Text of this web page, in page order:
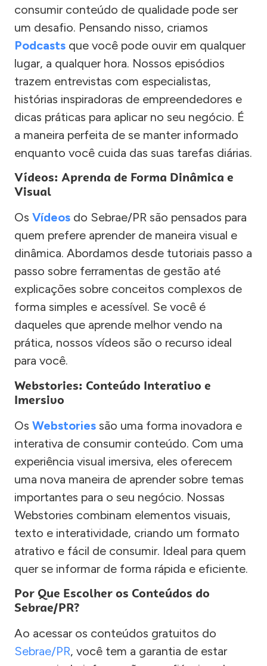
consumir conteúdo de qualidade pode ser
um desafio. Pensando nisso, criamos
Podcasts que você pode ouvir em qualquer
lugar, a qualquer hora. Nossos episódios
trazem entrevistas com especialistas,
histórias inspiradoras de empreendedores e
dicas práticas para aplicar no seu negócio. É
a maneira perfeita de se manter informado
enquanto você cuida das suas tarefas diárias.
Vídeos: Aprenda de Forma Dinâmica e
Visual
Os Vídeos do Sebrae/PR são pensados para
quem prefere aprender de maneira visual e
dinâmica. Abordamos desde tutoriais passo a
passo sobre ferramentas de gestão até
explicações sobre conceitos complexos de
forma simples e acessível. Se você é
daqueles que aprende melhor vendo na
prática, nossos vídeos são o recurso ideal
para você.
Webstories: Conteúdo Interativo e
Imersivo
Os Webstories são uma forma inovadora e
interativa de consumir conteúdo. Com uma
experiência visual imersiva, eles oferecem
uma nova maneira de aprender sobre temas
importantes para o seu negócio. Nossas
Webstories combinam elementos visuais,
texto e interatividade, criando um formato
atrativo e fácil de consumir. Ideal para quem
quer se informar de forma rápida e eficiente.
Por Que Escolher os Conteúdos do
Sebrae/PR?
Ao acessar os conteúdos gratuitos do
Sebrae/PR, você tem a garantia de estar